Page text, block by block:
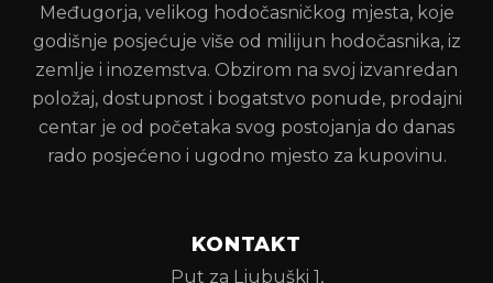
Međugorja, velikog hodočasničkog mjesta, koje
godišnje posjećuje više od milijun hodočasnika, iz
zemlje i inozemstva. Obzirom na svoj izvanredan
položaj, dostupnost i bogatstvo ponude, prodajni
centar je od početaka svog postojanja do danas
rado posjećeno i ugodno mjesto za kupovinu.
KONTAKT
Put za Ljubuški 1,